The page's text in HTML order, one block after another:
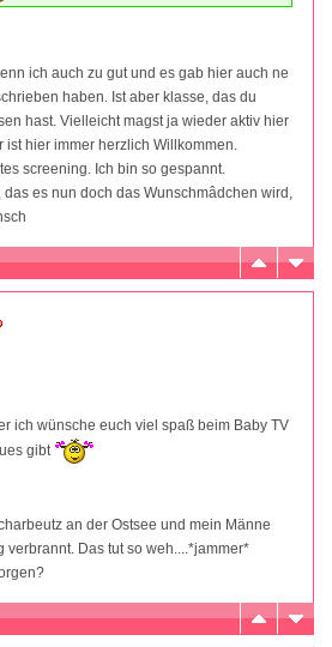
ich auch zu gut und es gab hier auch ne
haben. Ist aber klasse, das du
hast. Vielleicht magst ja wieder aktiv hier
hier immer herzlich Willkommen.
screening. Ich bin so gespannt.
es nun doch das Wunschmâdchen wird,
ich wünsche euch viel spaß beim Baby TV
gibt
an der Ostsee und mein Männe
verbrannt. Das tut so weh....*jammer*